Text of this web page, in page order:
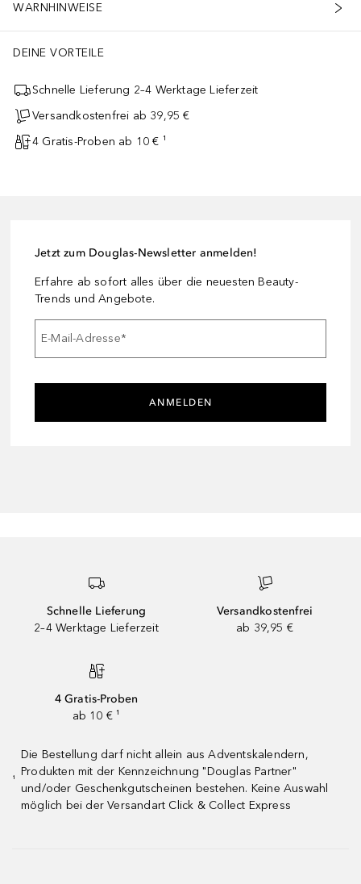
WARNHINWEISE
DEINE VORTEILE
Schnelle Lieferung 2–4 Werktage Lieferzeit
Versandkostenfrei ab 39,95 €
4 Gratis-Proben ab 10 € ¹
Jetzt zum Douglas-Newsletter anmelden!
Erfahre ab sofort alles über die neuesten Beauty-
Trends und Angebote.
E-Mail-Adresse*
ANMELDEN
Schnelle Lieferung
2–4 Werktage Lieferzeit
Versandkostenfrei
ab 39,95 €
4 Gratis-Proben
ab 10 € ¹
¹
Die Bestellung darf nicht allein aus Adventskalendern,
Produkten mit der Kennzeichnung "Douglas Partner"
und/oder Geschenkgutscheinen bestehen. Keine Auswahl
möglich bei der Versandart Click & Collect Express